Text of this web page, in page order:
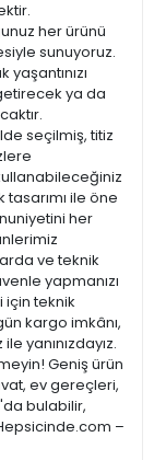
her ürünü
sunuyoruz.
ya da
seçilmiş, titiz
tasarımı ile öne
her
ve teknik
yapmanızı
için teknik
kargo imkânı,
yanınızdayız.
Geniş ürün
ev gereçleri,
bulabilir,
–